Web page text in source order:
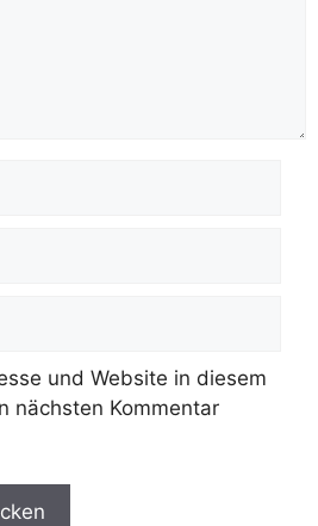
und Website in diesem
nächsten Kommentar